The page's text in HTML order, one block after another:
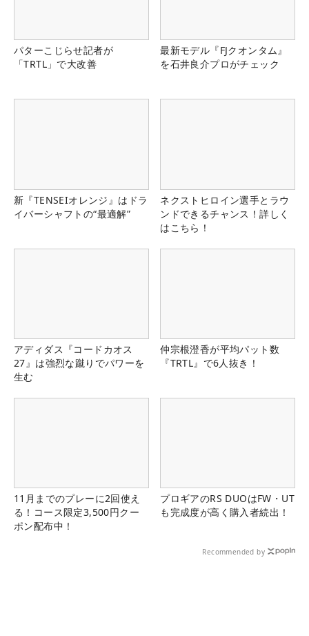
パターこじらせ記者が
「TRTL」で大改善
最新モデル『FJクオンタム』
を石井良介プロがチェック
新『TENSEIオレンジ』はドラ
イバーシャフトの“最適解”
ネクストヒロイン選手とラウ
ンドできるチャンス！詳しく
はこちら！
アディダス『コードカオス
27』は強烈な蹴りでパワーを
生む
仲宗根澄香が平均パット数
『TRTL』で6人抜き！
11月までのプレーに2回使え
る！コース限定3,500円クー
ポン配布中！
プロギアのRS DUOはFW・UT
も完成度が高く購入者続出！
Recommended by